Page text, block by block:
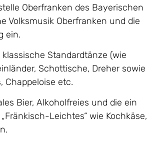
Oberfranken des Bayerischen
Volksmusik Oberfranken und die
ein.
Standardtänze (wie
Schottische, Dreher sowie
Chappeloise etc.
Bier, Alkoholfreies und die ein
Leichtes“ wie Kochkäse,